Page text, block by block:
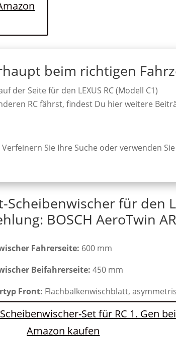
beim richtigen
der Seite für den LEXUS RC (Modell C1)
RC fährst, findest Du hier weitere
Sie Ihre Suche oder verwenden
Scheibenwischer für den
BOSCH AeroTwin
Fahrerseite: 600 mm
Beifahrerseite: 450 mm
Front: Flachbalkenwischblatt,
Set für RC 1. Gen bei
Amazon kaufen